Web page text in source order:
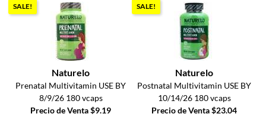
SALE!
Naturelo
Prenatal Multivitamin USE BY
8/9/26 180 vcaps
Precio de Venta $9.19
SALE!
Naturelo
Postnatal Multivitamin USE BY
10/14/26 180 vcaps
Precio de Venta $23.04